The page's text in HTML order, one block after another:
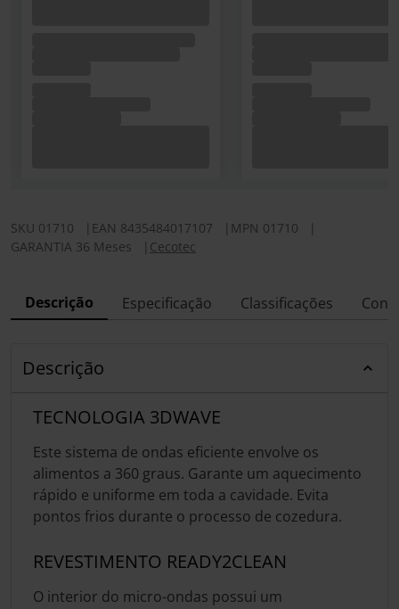
SKU 01710 EAN 8435484017107 MPN 01710
GARANTIA 36 Meses
Cecotec
Descrição Especificação Classificações
Descrição
TECNOLOGIA 3DWAVE
Este sistema de ondas eficiente envolve os
alimentos a 360 graus. Garante um aquecimento
rápido e uniforme em toda a cavidade. Evita
pontos frios durante o processo de cozedura.
REVESTIMENTO READY2CLEAN
O interior do micro-ondas possui um